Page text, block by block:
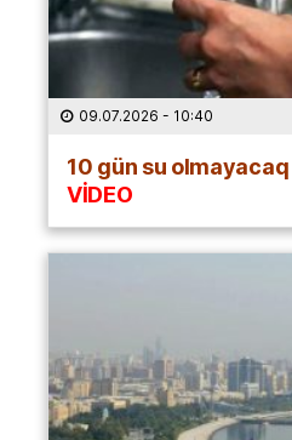
09.07.2026 - 10:40
10 gün su olmayacaq
VİDEO